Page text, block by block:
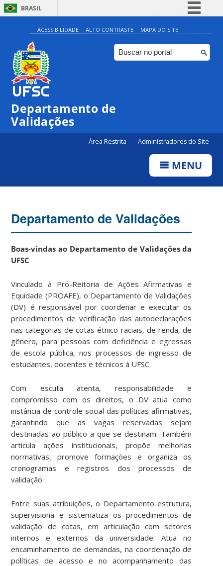
BRASIL
Simplifique!
Comunica BR
Participe
ACESSIBILIDADE ALTO CONTRASTE MAPA DO SITE
Departamento de
Validações
Área Restrita Administradores do Site
MENU
Departamento de Validações
Boas-vindas ao Departamento de Validações da
UFSC
Vinculado à Pró-Reitoria de Ações Afirmativas e
Equidade (PROAFE), o Departamento de Validações
(DV) é responsável por coordenar e executar os
procedimentos de verificação das autodeclarações
nas categorias de cotas étnico-raciais, de renda, de
gênero, para pessoas com deficiência e egressas
de escola pública, nos processos de ingresso de
estudantes, docentes e técnicos à UFSC.
Com escuta atenta, responsabilidade e
compromisso com os direitos, o DV atua como
instância de controle social das políticas afirmativas,
garantindo que as vagas reservadas sejam
destinadas ao público a que se destinam. Também
articula ações institucionais, propõe melhorias
normativas, promove formações e organiza os
cronogramas e registros dos processos de
validação.
Entre suas atribuições, o Departamento estrutura,
supervisiona e sistematiza os procedimentos de
validação de cotas, em articulação com setores
internos e externos da universidade. Atua no
encaminhamento de demandas, na coordenação de
políticas de acesso e no acompanhamento das